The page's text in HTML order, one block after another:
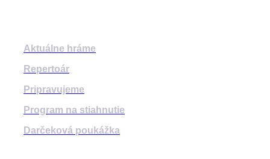
Aktuálne hráme
Repertoár
Pripravujeme
Program na stiahnutie
Darčeková poukážka